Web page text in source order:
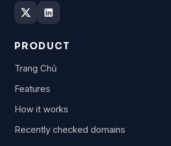
PRODUCT
Trang Chủ
Features
How it works
Recently checked domains